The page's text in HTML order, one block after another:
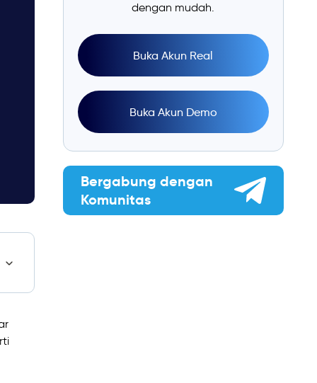
dengan mudah.
Buka Akun Real
Buka Akun Demo
Bergabung dengan
Komunitas